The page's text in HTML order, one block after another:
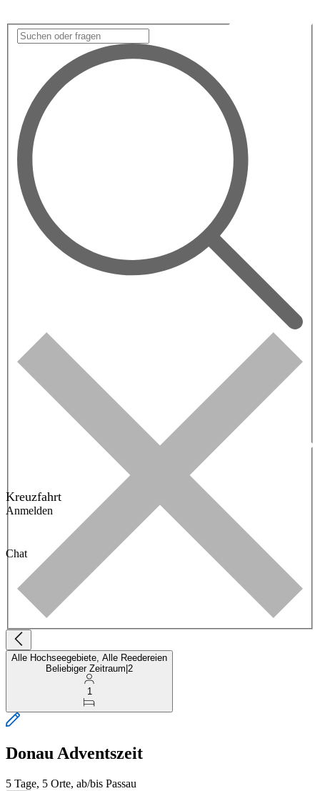
Kreuzfahrt
Anmelden
Chat
Alle Hochseegebiete, Alle Reedereien
Beliebiger Zeitraum 2
1
Donau Adventszeit
5 Tage, 5 Orte, ab/bis Passau